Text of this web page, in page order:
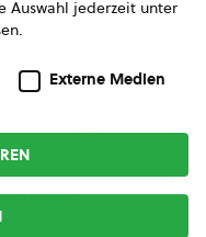
austria
Auswahl jederzeit unter
Externe Medien